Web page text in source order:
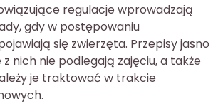
regulacje wprowadzają
gdy w postępowaniu
się zwierzęta. Przepisy jasno
nich nie podlegają zajęciu, a także
je traktować w trakcie